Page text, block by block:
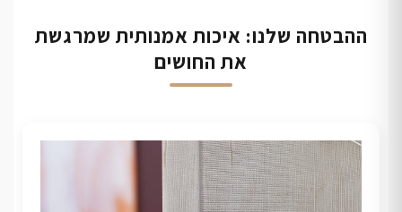
ההבטחה שלנו: איכות אמנותית שמרגשת
את החושים